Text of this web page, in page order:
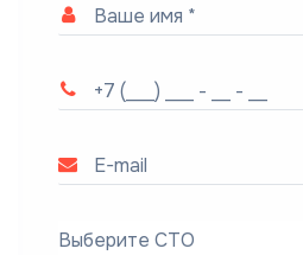
Выберите СТО